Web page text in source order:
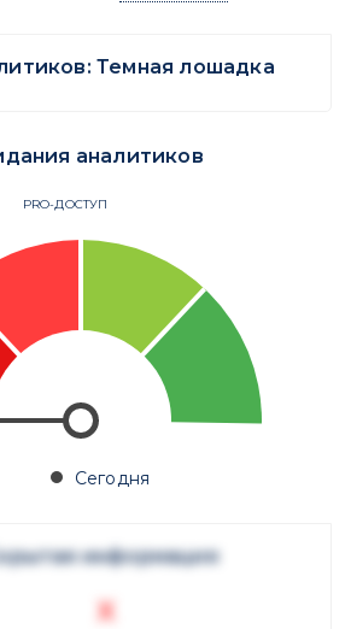
Темная лошадка
аналитиков
PRO-ДОСТУП
Сегодня
информация
X